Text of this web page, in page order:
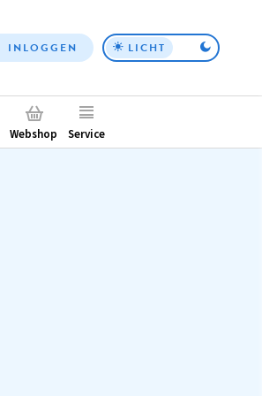
Top
INLOGGEN LICHT
Webshop Service